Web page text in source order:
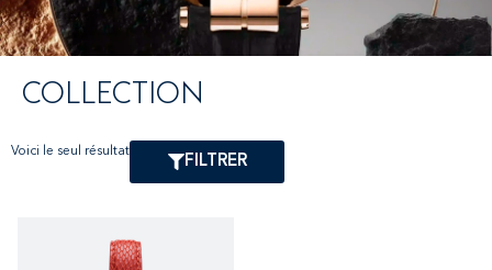
COLLECTION
Voici le seul résultat
FILTRER